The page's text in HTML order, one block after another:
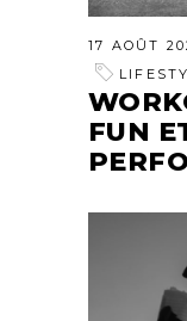
17 AOÛT
FUN